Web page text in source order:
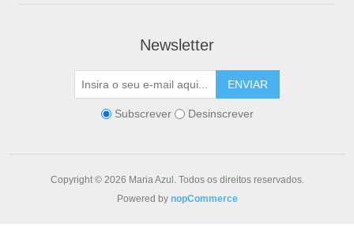
Newsletter
Subscrever Desinscrever
Copyright © 2026 Maria Azul. Todos os direitos reservados.
Powered by nopCommerce